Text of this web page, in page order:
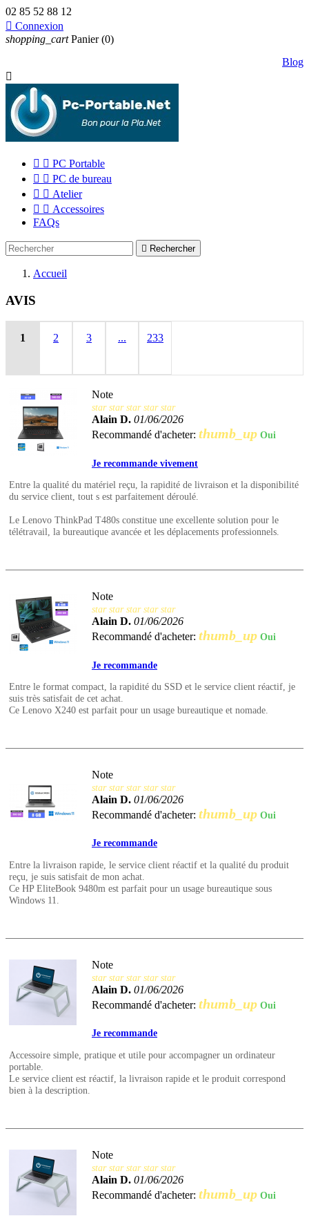
02 85 52 88 12
 Connexion
shopping_cart Panier (0)
Blog

  PC Portable
  PC de bureau
  Atelier
  Accessoires
FAQs
 Rechercher
Accueil
AVIS
1 2 3 ... 233
Note
star star star star star
Alain D. 01/06/2026
Recommandé d'acheter: thumb_up Oui
Je recommande vivement
Entre la qualité du matériel reçu, la rapidité de livraison et la disponibilité
du service client, tout s est parfaitement déroulé.
Le Lenovo ThinkPad T480s constitue une excellente solution pour le
télétravail, la bureautique avancée et les déplacements professionnels.
Note
star star star star star
Alain D. 01/06/2026
Recommandé d'acheter: thumb_up Oui
Je recommande
Entre le format compact, la rapidité du SSD et le service client réactif, je
suis très satisfait de cet achat.
Ce Lenovo X240 est parfait pour un usage bureautique et nomade.
Note
star star star star star
Alain D. 01/06/2026
Recommandé d'acheter: thumb_up Oui
Je recommande
Entre la livraison rapide, le service client réactif et la qualité du produit
reçu, je suis satisfait de mon achat.
Ce HP EliteBook 9480m est parfait pour un usage bureautique sous
Windows 11.
Note
star star star star star
Alain D. 01/06/2026
Recommandé d'acheter: thumb_up Oui
Je recommande
Accessoire simple, pratique et utile pour accompagner un ordinateur
portable.
Le service client est réactif, la livraison rapide et le produit correspond
bien à la description.
Note
star star star star star
Alain D. 01/06/2026
Recommandé d'acheter: thumb_up Oui